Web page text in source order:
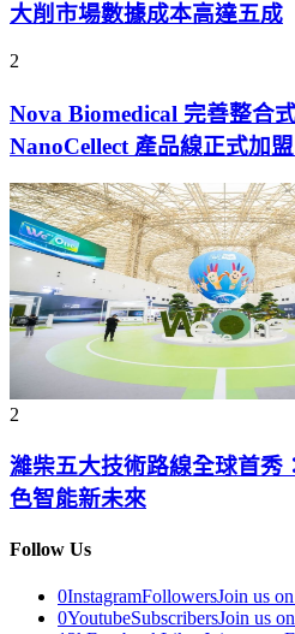
大削市場數據成本高達五成
2
Nova Biomedical 完善整合
NanoCellect 產品線正式加
2
濰柴五大技術路線全球首秀
色智能新未來
Follow Us
0InstagramFollowersJoin us
0YoutubeSubscribersJoin us